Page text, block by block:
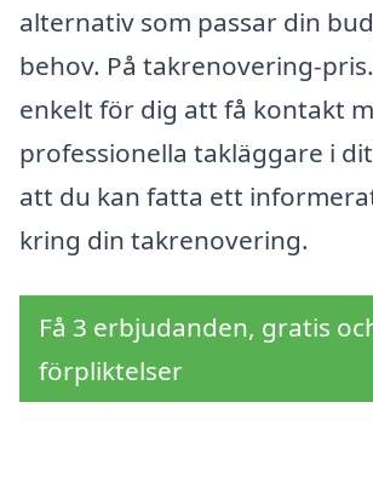
alternativ som passar din
behov. På takrenovering-
enkelt för dig att få kontakt
professionella takläggare i
att du kan fatta ett
kring din takrenovering.
Få 3 erbjudanden, gratis
förpliktelser